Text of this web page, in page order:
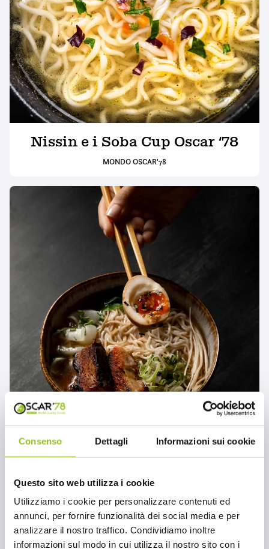
Consenso Dettagli Informazioni sui cookie
Questo sito web utilizza i cookie
Utilizziamo i cookie per personalizzare contenuti ed
annunci, per fornire funzionalità dei social media e per
analizzare il nostro traffico. Condividiamo inoltre
informazioni sul modo in cui utilizza il nostro sito con i
Nissin e i Soba Cup Oscar ‘78
MONDO OSCAR'78
Cucina giapponese: Soba Bag